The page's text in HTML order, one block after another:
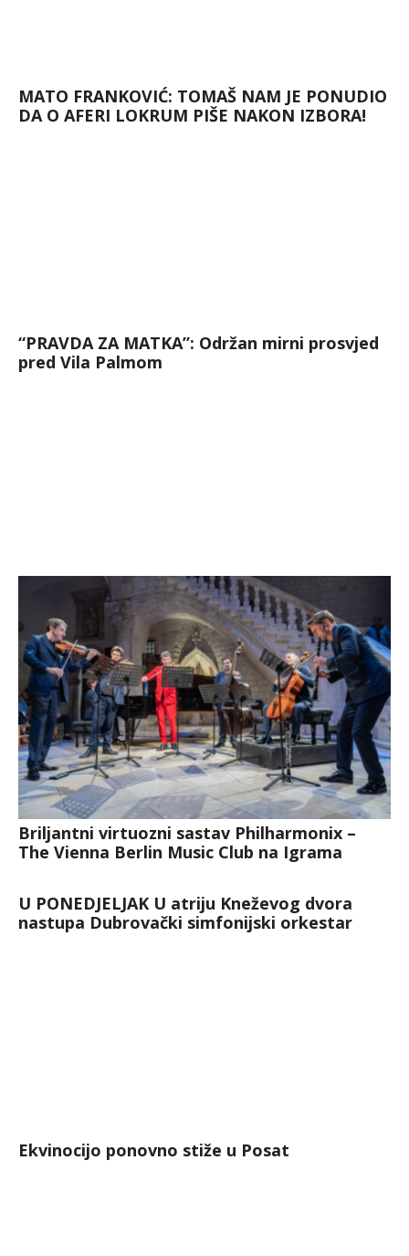
MATO FRANKOVIĆ: TOMAŠ NAM JE PONUDIO
DA O AFERI LOKRUM PIŠE NAKON IZBORA!
“PRAVDA ZA MATKA”: Održan mirni prosvjed
pred Vila Palmom
Briljantni virtuozni sastav Philharmonix –
The Vienna Berlin Music Club na Igrama
U PONEDJELJAK U atriju Kneževog dvora
nastupa Dubrovački simfonijski orkestar
Ekvinocijo ponovno stiže u Posat